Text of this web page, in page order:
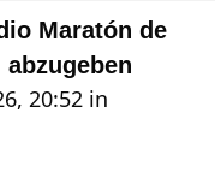
Maratón de
20:52 in